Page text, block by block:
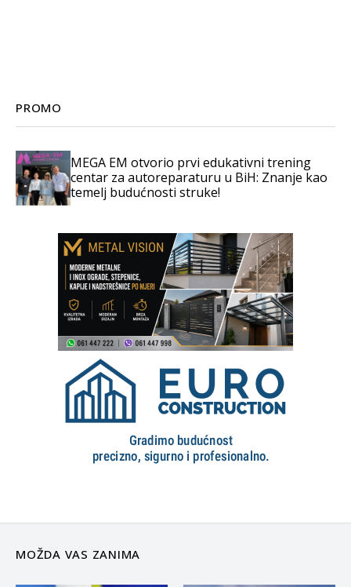
PROMO
MEGA EM otvorio prvi edukativni trening
centar za autoreparaturu u BiH: Znanje kao
temelj budućnosti struke!
MOŽDA VAS ZANIMA